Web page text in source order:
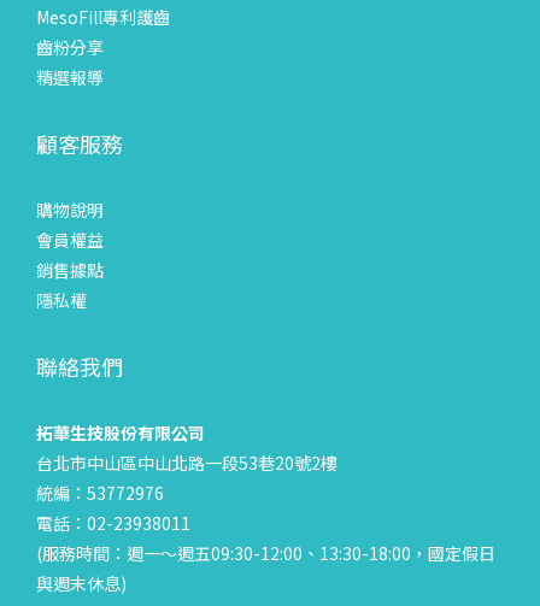
MesoFill專利護齒
齒粉分享
精選報導
顧客服務
購物說明
會員權益
銷售據點
隱私權
聯絡我們
拓華生技股份有限公司
台北市中山區中山北路一段53巷20號2樓
統編：53772976
電話：02-23938011
(服務時間：週一～週五09:30-12:00、13:30-18:00，國定假日
與週末休息)